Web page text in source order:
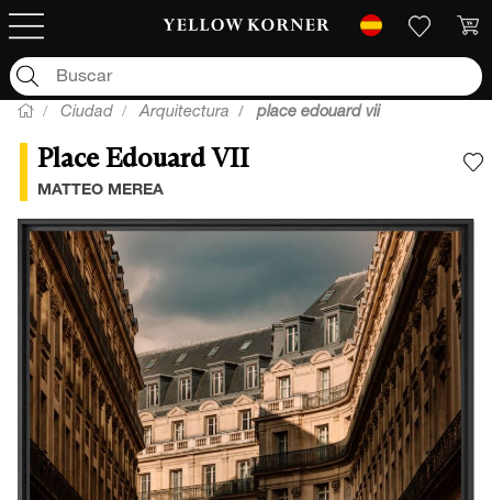
Ciudad Arquitectura place edouard vii
Place Edouard VII
MATTEO MEREA